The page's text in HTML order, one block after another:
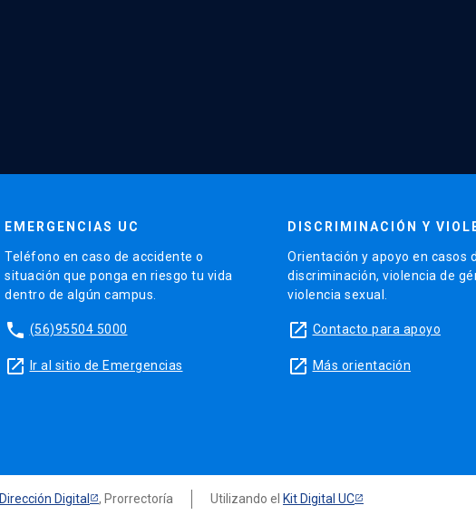
EMERGENCIAS UC
Teléfono en caso de accidente o
situación que ponga en riesgo tu vida
dentro de algún campus.
phone (56)95504 5000
launch Ir al sitio de Emergencias
DISCRIMINACIÓN Y
Orientación y apoyo en casos
discriminación, violencia de
violencia sexual.
launch Contacto para apoyo
launch Más orientación
Dirección Digital , Prorrectoría Utilizando el Kit Digital UC